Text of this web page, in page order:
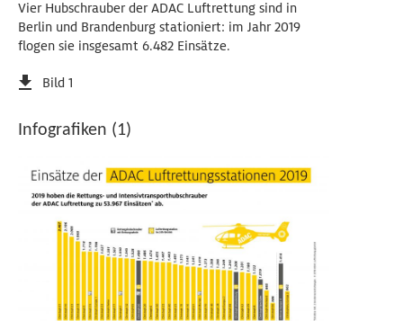
Vier Hubschrauber der ADAC Luftrettung sind in
Berlin und Brandenburg stationiert: im Jahr 2019
flogen sie insgesamt 6.482 Einsätze.
Bild 1
Infografiken (1)